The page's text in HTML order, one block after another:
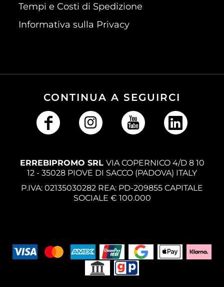
Tempi e Costi di Spedizione
Informativa sulla Privacy
CONTINUA A SEGUIRCI
ERREBIPROMO SRL VIA COPERNICO 4/D 8 10
12 - 35028 PIOVE DI SACCO (PADOVA) ITALY
P.IVA: 02135030282 REA: PD-209855 CAPITALE
SOCIALE € 100.000